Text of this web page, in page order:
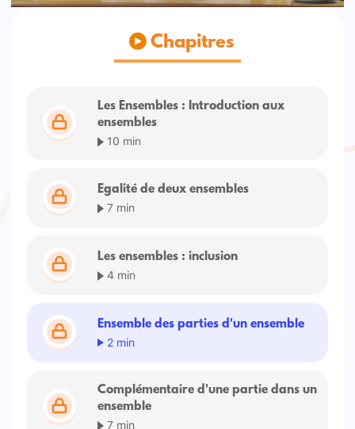
Chapitres
Les Ensembles : Introduction aux
ensembles
10 min
Egalité de deux ensembles
7 min
Les ensembles : inclusion
4 min
Ensemble des parties d'un ensemble
2 min
Complémentaire d'une partie dans un
ensemble
7 min